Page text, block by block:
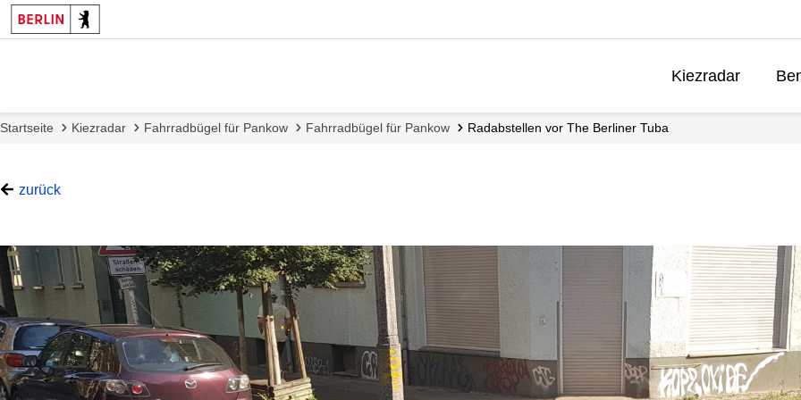
Kiezradar
Startseite Kiezradar Fahrradbügel für Pankow Fahrradbügel für Pankow Radabstellen vor The Berliner Tuba
zurück